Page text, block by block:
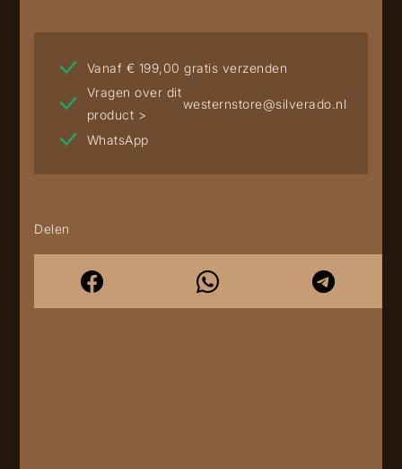
Vanaf € 199,00 gratis verzenden
Vragen over dit
product >
westernstore@silverado.nl
WhatsApp
Delen